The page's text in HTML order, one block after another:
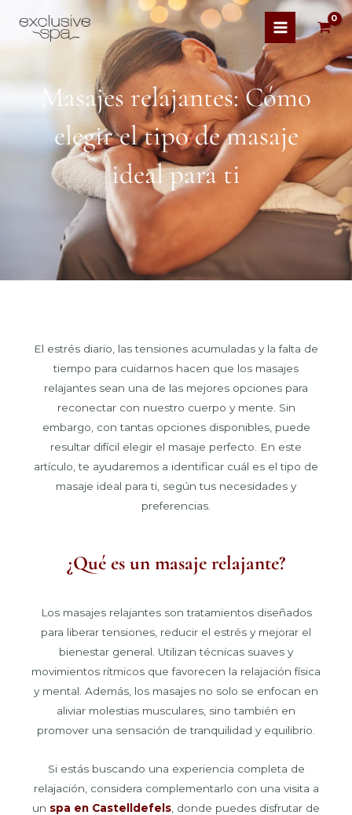
Masajes relajantes: Cómo
elegir el tipo de masaje
ideal para ti
El estrés diario, las tensiones acumuladas y la falta de
tiempo para cuidarnos hacen que los masajes
relajantes sean una de las mejores opciones para
reconectar con nuestro cuerpo y mente. Sin
embargo, con tantas opciones disponibles, puede
resultar difícil elegir el masaje perfecto. En este
artículo, te ayudaremos a identificar cuál es el tipo de
masaje ideal para ti, según tus necesidades y
preferencias.
¿Qué es un masaje relajante?
Los masajes relajantes son tratamientos diseñados
para liberar tensiones, reducir el estrés y mejorar el
bienestar general. Utilizan técnicas suaves y
movimientos rítmicos que favorecen la relajación física
y mental. Además, los masajes no solo se enfocan en
aliviar molestias musculares, sino también en
promover una sensación de tranquilidad y equilibrio.
Si estás buscando una experiencia completa de
relajación, considera complementarlo con una visita a
un spa en Castelldefels , donde puedes disfrutar de